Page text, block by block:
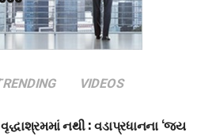
VIDEOS
નથી : વડાપ્રધાનના ‘જય